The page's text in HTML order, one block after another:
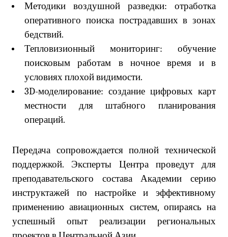
Методики воздушной разведки: отработка
оперативного поиска пострадавших в зонах
бедствий.
Тепловизионный мониторинг: обучение
поисковым работам в ночное время и в
условиях плохой видимости.
3D-моделирование: создание цифровых карт
местности для штабного планирования
операций.
Передача сопровождается полной технической
поддержкой. Эксперты Центра проведут для
преподавательского состава Академии серию
инструктажей по настройке и эффективному
применению авиационных систем, опираясь на
успешный опыт реализации региональных